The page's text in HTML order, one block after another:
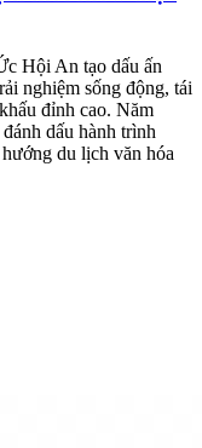
Hội An tạo dấu ấn
nghiệm sống động, tái
đỉnh cao. Năm
dấu hành trình
du lịch văn hóa